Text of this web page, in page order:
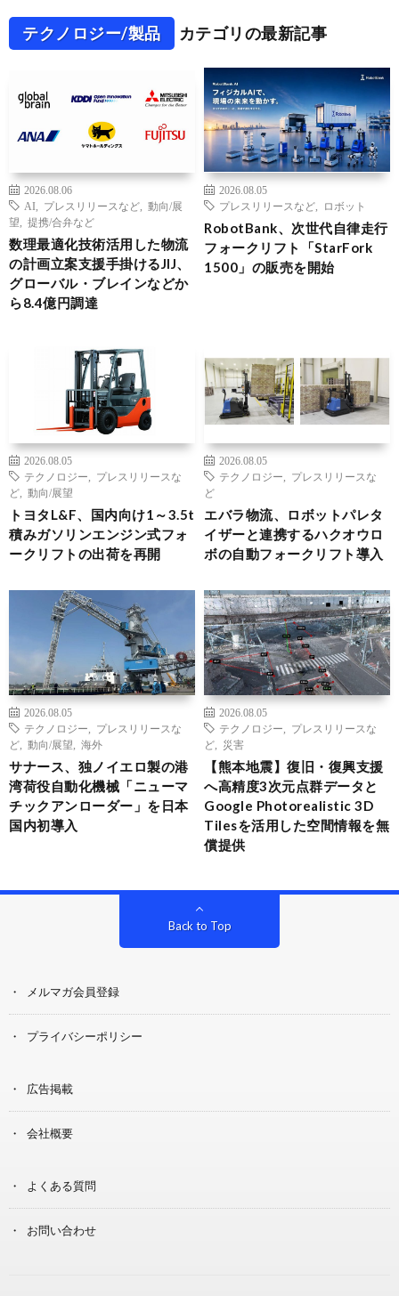
テクノロジー/製品 カテゴリの最新記事
2026.08.06
AI
プレスリリースなど
動向/展
望
提携/合弁など
数理最適化技術活用した物流
の計画立案支援手掛けるJIJ、
グローバル・ブレインなどか
ら8.4億円調達
2026.08.05
プレスリリースなど
ロボット
RobotBank、次世代自律走行
フォークリフト「StarFork
1500」の販売を開始
2026.08.05
テクノロジー
プレスリリースな
ど
動向/展望
トヨタL&F、国内向け1～3.5t
積みガソリンエンジン式フォ
ークリフトの出荷を再開
2026.08.05
テクノロジー
プレスリリースな
ど
エバラ物流、ロボットパレタ
イザーと連携するハクオウロ
ボの自動フォークリフト導入
2026.08.05
テクノロジー
プレスリリースな
ど
動向/展望 海外
サナース、独ノイエロ製の港
湾荷役自動化機械「ニューマ
チックアンローダー」を日本
国内初導入
2026.08.05
テクノロジー
プレスリリースな
ど
災害
【熊本地震】復旧・復興支援
へ高精度3次元点群データと
Google Photorealistic 3D
Tilesを活用した空間情報を無
償提供
Back to Top
メルマガ会員登録
プライバシーポリシー
広告掲載
会社概要
よくある質問
お問い合わせ